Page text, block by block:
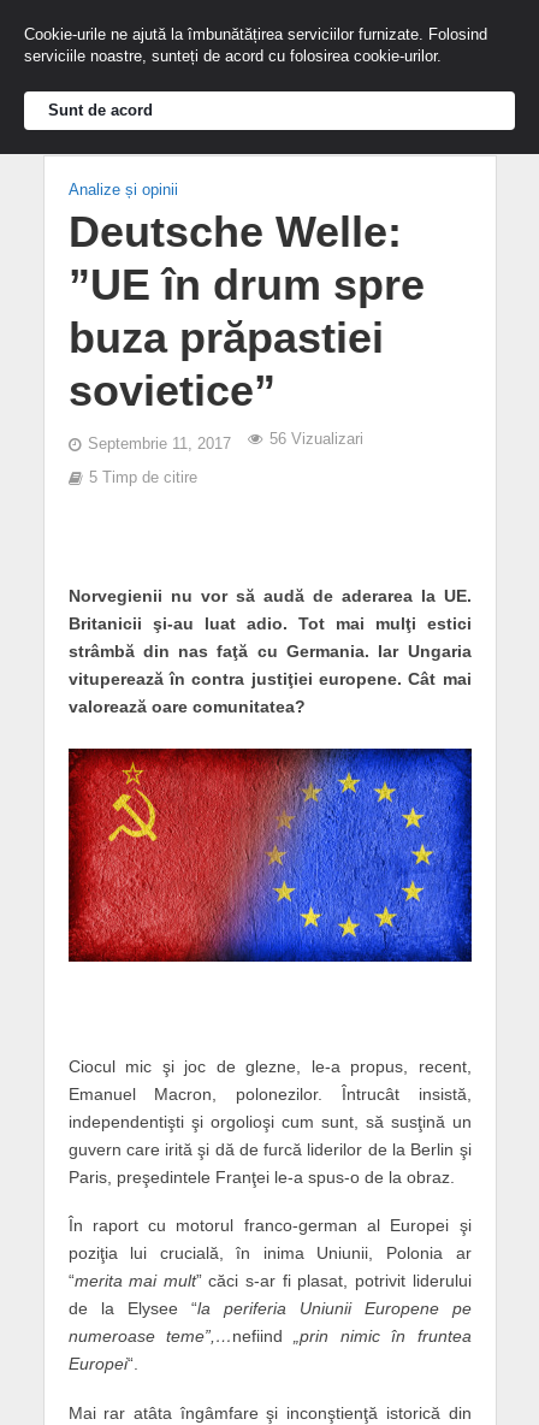
Analize și opinii
Deutsche Welle:
”UE în drum spre
buza prăpastiei
sovietice”
Septembrie 11, 2017 56 Vizualizari
5 Timp de citire
Norvegienii nu vor să audă de aderarea la UE.
Britanicii şi-au luat adio. Tot mai mulţi estici
strâmbă din nas faţă cu Germania. Iar Ungaria
vituperează în contra justiţiei europene. Cât mai
valorează oare comunitatea?
Ciocul mic şi joc de glezne, le-a propus, recent,
Emanuel Macron, polonezilor. Întrucât insistă,
independentişti şi orgolioşi cum sunt, să susţină un
guvern care irită şi dă de furcă liderilor de la Berlin şi
Paris, preşedintele Franţei le-a spus-o de la obraz.
În raport cu motorul franco-german al Europei şi
poziţia lui crucială, în inima Uniunii, Polonia ar
“merita mai mult” căci s-ar fi plasat, potrivit liderului
de la Elysee “la periferia Uniunii Europene pe
numeroase teme”,…nefiind „prin nimic în fruntea
Europei“.
Mai rar atâta îngâmfare şi inconştienţă istorică din
Cookie-urile ne ajută la îmbunătățirea serviciilor furnizate. Folosind
serviciile noastre, sunteți de acord cu folosirea cookie-urilor.
Sunt de acord